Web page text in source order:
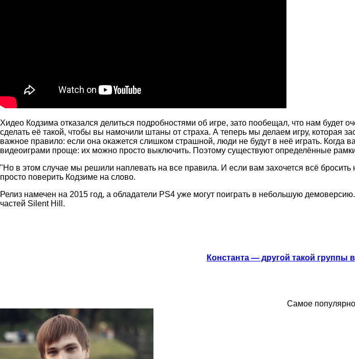
Хидео Кодзима отказался делиться подробностями об игре, зато пообещал, что нам
сделать её такой, чтобы вы намочили штаны от страха. А теперь мы делаем игру, которая
важное правило: если она окажется слишком страшной, люди не будут в неё играть. Когда
видеоиграми проще: их можно просто выключить. Поэтому существуют определённые
"Но в этом случае мы решили наплевать на все правила. И если вам захочется всё
просто поверить Кодзиме на слово.
Релиз намечен на 2015 год, а обладатели PS4 уже могут поиграть в небольшую
частей Silent Hill.
Константа — другой такой группы
Самое